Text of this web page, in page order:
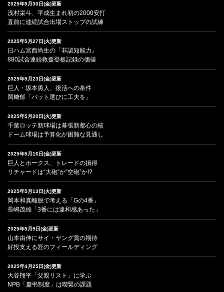
2025年5月30日(金)更新
浅村栄斗、平成生まれ初の2000安打
直前に連続試合出場ストップの試練
2025年5月27日(火)更新
日ハム宮西尚生の「非認知能力」
880試合連続救援登板記録の価値
2025年5月23日(金)更新
巨人・坂本勇人、復活への条件
岡﨑郁「バット選びに工夫を」
2025年5月20日(火)更新
千葉ロッテ新球場は幕張新都心の核
ドーム球場は予算化が困難な見通し
2025年5月16日(金)更新
巨人とホークス、トレードの損得
リチャードは“大砲”か“空砲”か!?
2025年5月13日(火)更新
岡本和真離脱で考える「Gの4番」
長嶋茂雄「3番には違和感あった」
2025年5月9日(金)更新
山本由伸にサイ・ヤング賞の期待
好投支える匠のフィールディング
2025年4月25日(金)更新
大谷翔平「父親リスト」に学ぶ
NPB「慶弔制度」は喫緊の課題